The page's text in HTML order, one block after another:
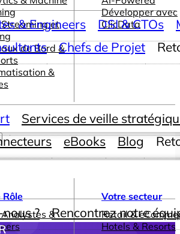
et
de Bord &
&
Développer avec
ClicData
Rôle
&
Votre secteur
Retail &
Hotels & Resorts
& Engineers DSI & CTOs
Chefs de Projet
Services de veille
eBooks Blog
? Rencontrez notre